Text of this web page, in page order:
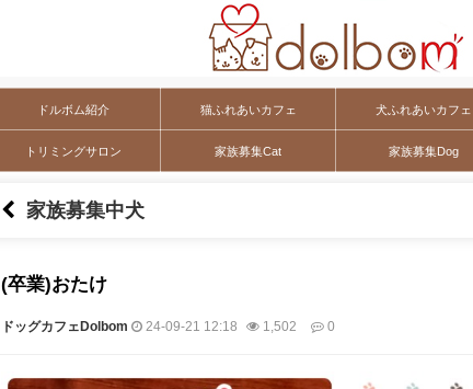
ドルボム紹介 猫ふれあいカフェ 犬ふれあいカフェ
トリミングサロン 家族募集Cat 家族募集Dog
家族募集中犬
(卒業)おたけ
ドッグカフェDolbom 24-09-21 12:18 1,502 0